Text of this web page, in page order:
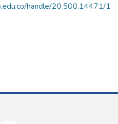
handle/20.500.14471/1